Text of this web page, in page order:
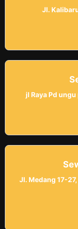
Jl.
jl Raya Pd
Jl. Medang 17-